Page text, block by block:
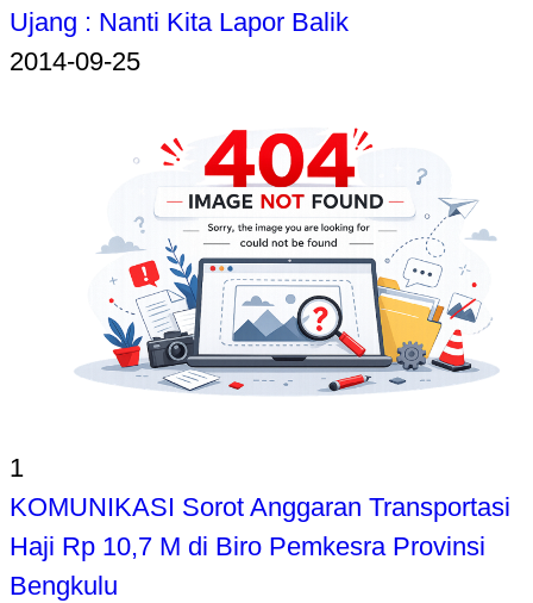
Ujang : Nanti Kita Lapor Balik
2014-09-25
1
KOMUNIKASI Sorot Anggaran Transportasi
Haji Rp 10,7 M di Biro Pemkesra Provinsi
Bengkulu